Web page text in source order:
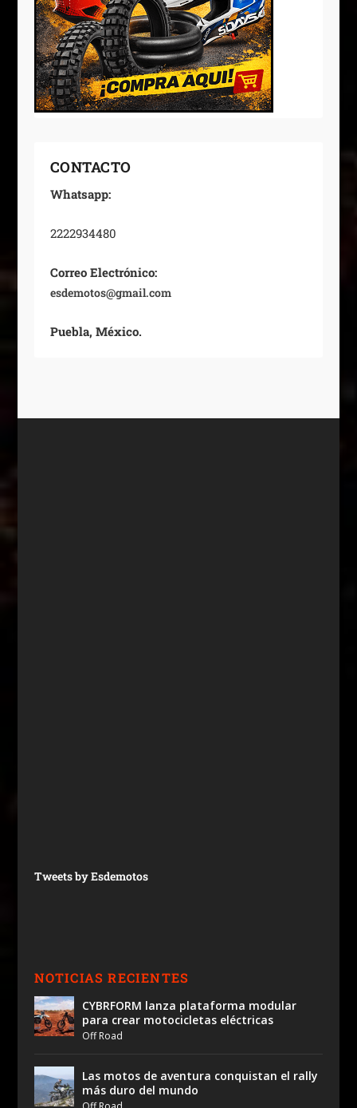
CONTACTO
Whatsapp:
2222934480
Correo Electrónico:
esdemotos@gmail.com
Puebla, México.
Tweets by Esdemotos
NOTICIAS RECIENTES
CYBRFORM lanza plataforma modular
para crear motocicletas eléctricas
Off Road
Las motos de aventura conquistan el rally
más duro del mundo